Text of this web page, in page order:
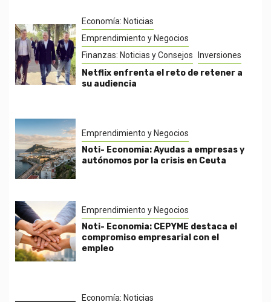
Economía: Noticias
Emprendimiento y Negocios
Finanzas: Noticias y Consejos
Inversiones
Netflix enfrenta el reto de retener a
su audiencia
Emprendimiento y Negocios
Noti- Economia: Ayudas a empresas y
autónomos por la crisis en Ceuta
Emprendimiento y Negocios
Noti- Economia: CEPYME destaca el
compromiso empresarial con el
empleo
Economía: Noticias